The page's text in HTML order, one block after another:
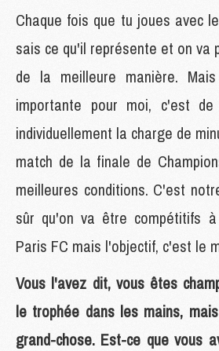
Chaque fois que tu joues avec
sais ce qu'il représente et on va
de la meilleure manière.
importante pour moi, c'est
individuellement la charge de
match de la finale de
meilleures conditions. C'est
sûr qu'on va être compétitifs
Paris FC mais l'objectif, c'est le
Vous l'avez dit, vous êtes
le trophée dans les mains,
grand-chose. Est-ce que vous